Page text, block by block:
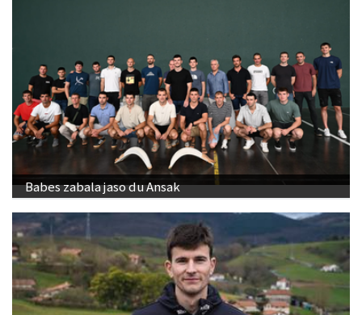
Babes zabala jaso du Ansak